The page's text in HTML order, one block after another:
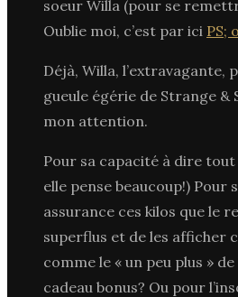
soeur Willa (pour se
Oublie moi, c’est par ici PS;
Déjà, Willa, l’extravagante,
gueule égérie de Strange
mon attention.
Pour sa capacité à dire tout
elle pense beaucoup!) Pour
assurance ces kilos que le
superflus et de les afficher
comme le « un peu plus »
cadeau bonus? Ou pour